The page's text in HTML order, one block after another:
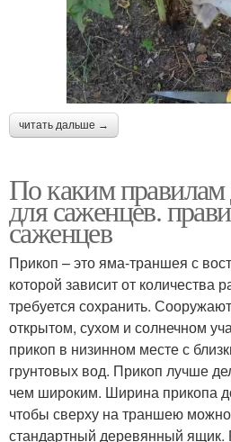
читать дальше →
По каким правилам
для саженцев.
саженцев
Прикоп – это яма-траншея с
которой зависит от количества
требуется сохранить.
открытом, сухом и солнечном
прикоп в низинном месте с
грунтовых вод. Прикоп лучше
чем широким. Ширина прикопа
чтобы сверху на траншею
стандартный деревянный ящик.